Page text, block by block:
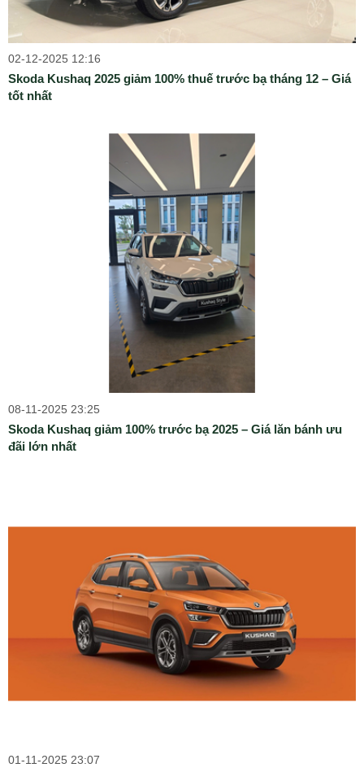
02-12-2025 12:16
Skoda Kushaq 2025 giảm 100% thuế trước bạ tháng 12 – Giá
tốt nhất
08-11-2025 23:25
Skoda Kushaq giảm 100% trước bạ 2025 – Giá lăn bánh ưu
đãi lớn nhất
01-11-2025 23:07